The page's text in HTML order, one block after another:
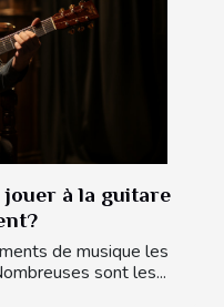
à la guitare
de musique les
sont les...